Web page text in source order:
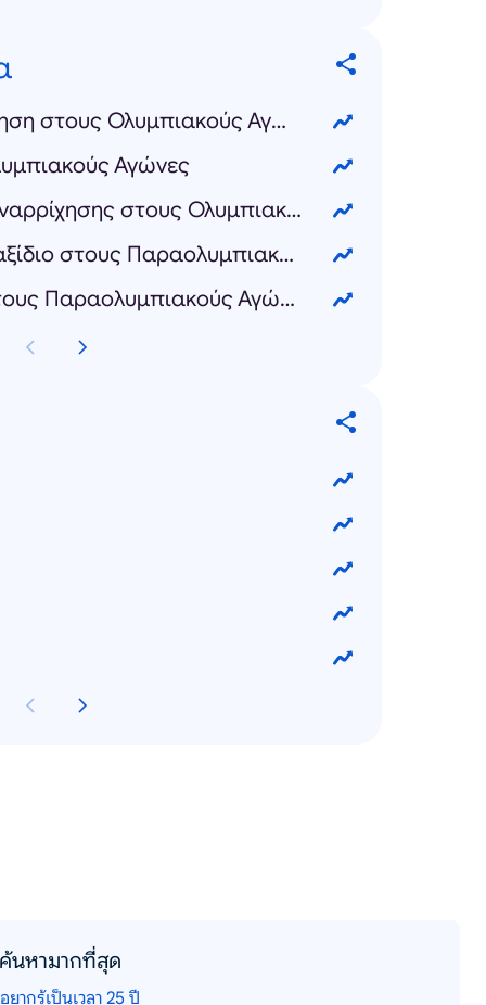
Καλλιτεχνική κολύμβηση στους Ολυμπιακούς Αγώνες
Αγώνες
Σύνθετο αθλητικής αναρρίχησης στους Ολυμπιακούς Αγώνες
Αντισφαίριση με αμαξίδιο στους Παραολυμπιακούς Αγώνες
Δυναμικό τρίαθλο στους Παραολυμπιακούς Αγώνες
นหามากที่สุด
ยากรู้เป็นเวลา 25 ปี